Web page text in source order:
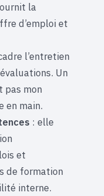
la
d’emploi et
l’entretien
Un
pas mon
en main.
: elle
et
de formation
interne.